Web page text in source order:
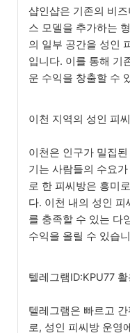
샵인샵은 기존의 비
스 모델을 추가하는
의 일부 공간을 성인
입니다. 이를 통해 기
운 수익을 창출할 수
이천 지역의 성인 피
이천은 인구가 밀집
기는 사람들의 수요
로 한 피씨방은 흥미
다. 이천 내의 성인
를 충족할 수 있는 다
수익을 올릴 수 있습
텔레그램ID:KPU77
텔레그램은 빠르고
로, 성인 피씨방 운영